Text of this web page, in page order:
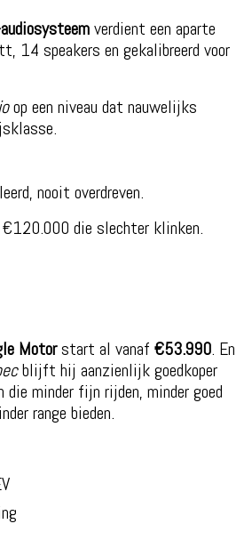
verdient een aparte
14 speakers en gekalibreerd voor
op een niveau dat nauwelijks
nooit overdreven.
€120.000 die slechter klinken.
Motorstart al vanaf €53.990. En
blijft hij aanzienlijk goedkoper
die minder fijn rijden, minder goed
range bieden.